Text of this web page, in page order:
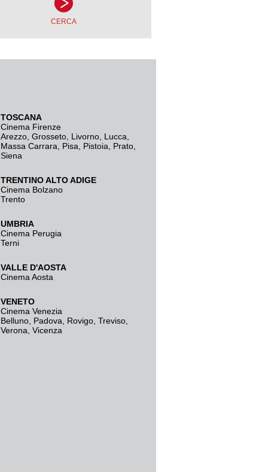
TOSCANA
Cinema Firenze
Arezzo Grosseto Livorno Lucca
Massa Carrara
Pisa Pistoia Prato
Siena
TRENTINO ALTO ADIGE
Cinema Bolzano
Trento
UMBRIA
Cinema Perugia
Terni
VALLE D'AOSTA
Cinema Aosta
VENETO
Cinema Venezia
Belluno Padova Rovigo Treviso
Verona Vicenza